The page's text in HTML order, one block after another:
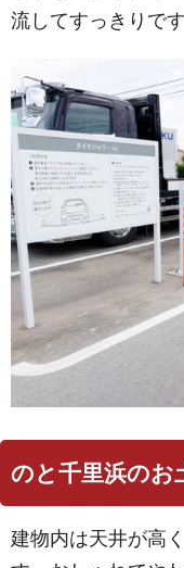
流してすっきりです
のと千里浜のお
建物内は天井が高